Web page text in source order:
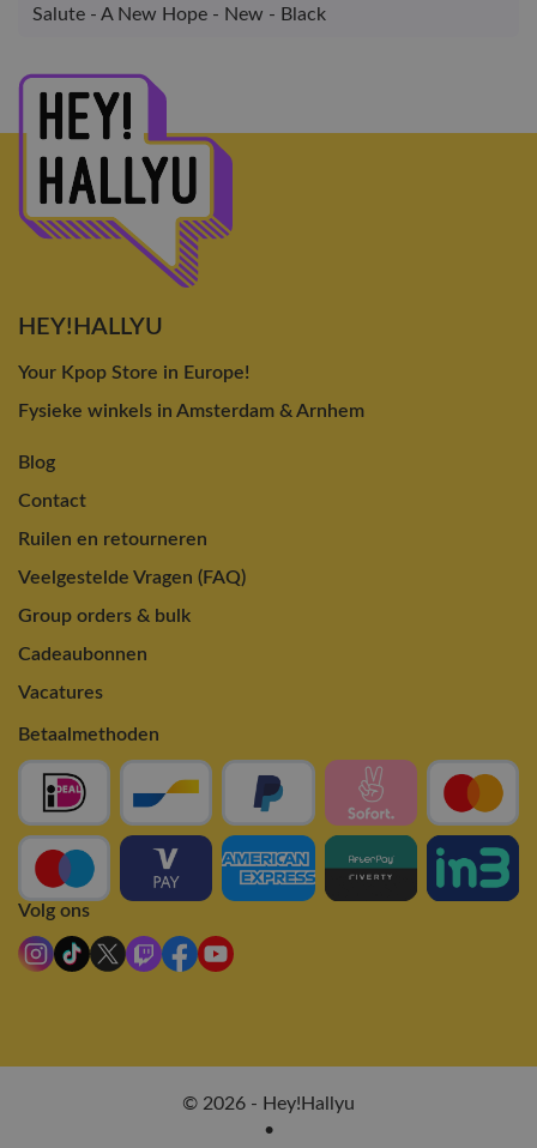
Salute - A New Hope - New - Black
HEY!HALLYU
Your Kpop Store in Europe!
Fysieke winkels in Amsterdam & Arnhem
Blog
Contact
Ruilen en retourneren
Veelgestelde Vragen (FAQ)
Group orders & bulk
Cadeaubonnen
Vacatures
Betaalmethoden
Volg ons
© 2026 - Hey!Hallyu
•